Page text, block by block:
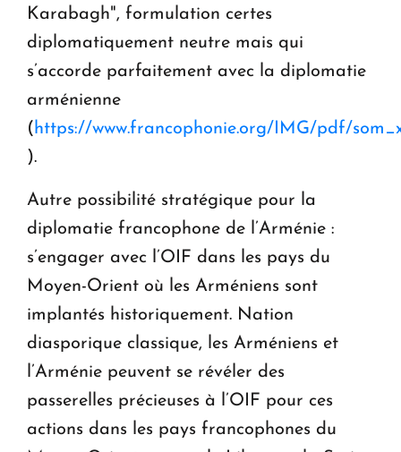
Karabagh", formulation certes
diplomatiquement neutre mais qui
s’accorde parfaitement avec la diplomatie
arménienne
( https://www.francophonie.org/IMG/pdf/
).
Autre possibilité stratégique pour la
diplomatie francophone de l’Arménie :
s’engager avec l’OIF dans les pays du
Moyen-Orient où les Arméniens sont
implantés historiquement. Nation
diasporique classique, les Arméniens et
l’Arménie peuvent se révéler des
passerelles précieuses à l’OIF pour ces
actions dans les pays francophones du